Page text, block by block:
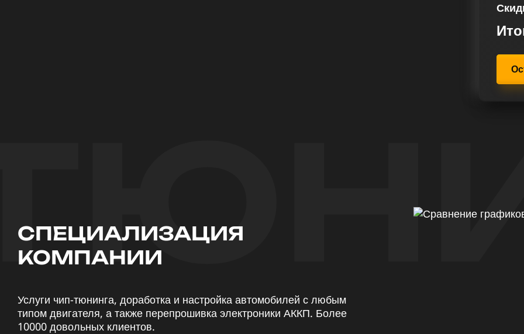
СПЕЦИАЛИЗАЦИЯ
КОМПАНИИ
Услуги чип-тюнинга, доработка и настройка автомобилей с любым
типом двигателя, а также перепрошивка электроники АККП. Более
10000 довольных клиентов.